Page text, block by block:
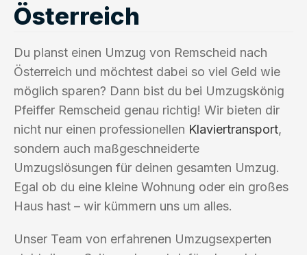
Österreich
Du planst einen Umzug von Remscheid nach
Österreich und möchtest dabei so viel Geld wie
möglich sparen? Dann bist du bei Umzugskönig
Pfeiffer Remscheid genau richtig! Wir bieten dir
nicht nur einen professionellen Klaviertransport,
sondern auch maßgeschneiderte
Umzugslösungen für deinen gesamten Umzug.
Egal ob du eine kleine Wohnung oder ein großes
Haus hast – wir kümmern uns um alles.
Unser Team von erfahrenen Umzugsexperten